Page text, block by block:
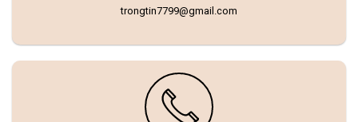
trongtin7799@gmail.com